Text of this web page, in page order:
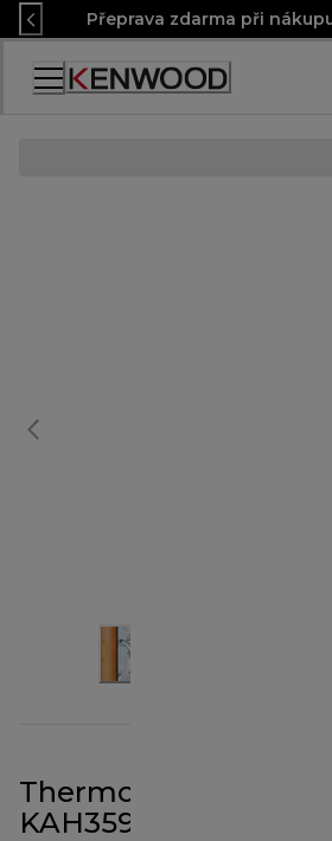
Skip
to
Content
Přeprava zdarma při
Accessibility
Thermoresist
KAH359GL